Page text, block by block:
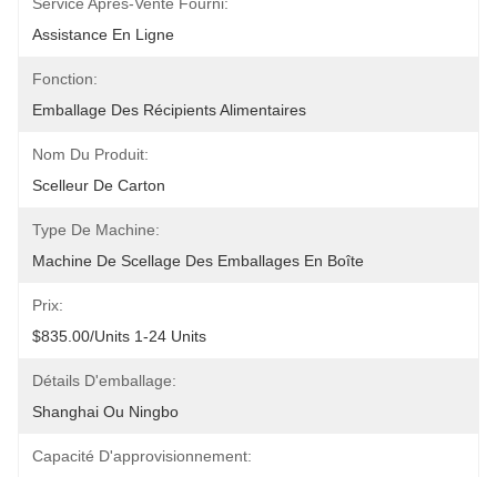
Assistance En Ligne
Fonction:
Emballage Des Récipients Alimentaires
Nom Du Produit:
Scelleur De Carton
Type De Machine:
Machine De Scellage Des Emballages En Boîte
Prix:
$835.00/units 1-24 Units
Détails D'emballage:
Shanghai Ou Ningbo
Capacité D'approvisionnement: